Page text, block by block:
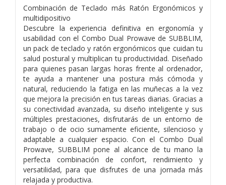
Combinación de Teclado más Ratón Ergonómicos y
multidipositivo
Descubre la experiencia definitiva en ergonomía y
usabilidad con el Combo Dual Prowave de SUBBLIM,
un pack de teclado y ratón ergonómicos que cuidan tu
salud postural y multiplican tu productividad. Diseñado
para quienes pasan largas horas frente al ordenador,
te ayuda a mantener una postura más cómoda y
natural, reduciendo la fatiga en las muñecas a la vez
que mejora la precisión en tus tareas diarias. Gracias a
su conectividad avanzada, su diseño inteligente y sus
múltiples prestaciones, disfrutarás de un entorno de
trabajo o de ocio sumamente eficiente, silencioso y
adaptable a cualquier espacio. Con el Combo Dual
Prowave, SUBBLIM pone al alcance de tu mano la
perfecta combinación de confort, rendimiento y
versatilidad, para que disfrutes de una jornada más
relajada y productiva.